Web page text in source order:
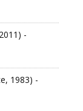
-
1983) -